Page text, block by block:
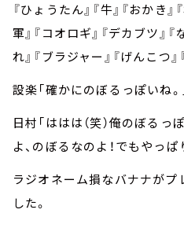
『ひょうたん』『牛』『おかき』
軍』『コオロギ』『デカブツ』『
れ』『ブラジャー』『げんこつ
設楽「確かにのぼるっぽいね。
日村「ははは（笑）俺のぼる
よ、のぼるなのよ！でもやっぱ
ラジオネーム損なバナナが
した。